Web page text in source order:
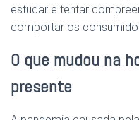
estudar e tentar
comportar os
O que mudou na
presente